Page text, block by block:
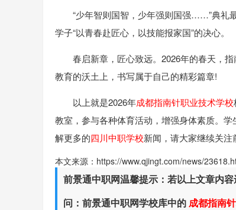
“少年智则国智，少年强则国强……”典礼
学子“以青春赴匠心，以技能报家国”的决心。
春启新章，匠心致远。2026年的春天，
教育的沃土上，书写属于自己的精彩篇章!
以上就是2026年成都指南针职业技术学校
教室，参与各种体育活动，增强身体素质。
解更多的四川中职学校新闻，请大家继续关注
本文来源：https://www.qjingt.com/news/
前景通中职网温馨提示：若以上文章内
问：前景通中职网学校库中的成都指南